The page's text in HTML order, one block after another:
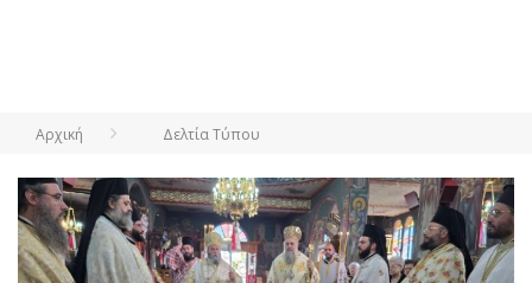
Αρχική Δελτία Τύπου